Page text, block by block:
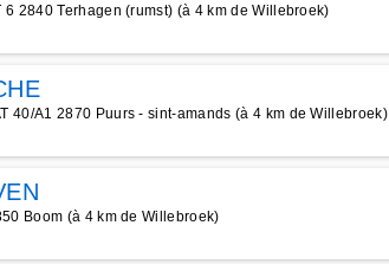
6 2840 Terhagen (rumst) (à 4 km de Willebroek)
40/A1 2870 Puurs - sint-amands (à 4 km de Willebroek)
Boom (à 4 km de Willebroek)